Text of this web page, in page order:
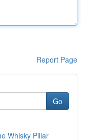
Report Page
Go
Whisky Pillar